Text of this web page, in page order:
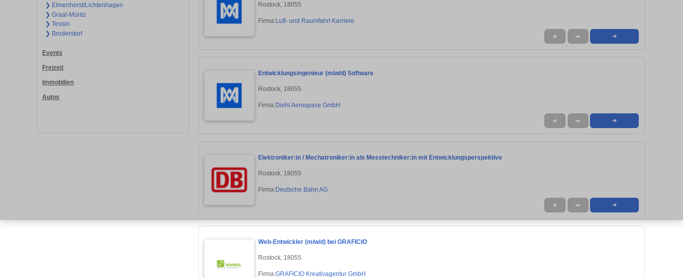
❯ Elmenhorst/Lichtenhagen
❯ Graal-Müritz
❯ Tessin
❯ Broderstorf
Events
Freizeit
Immobilien
Autos
Rostock, 18055
Firma:Luft- und Raumfahrt Karriere
★ ➦ ➜
Entwicklungsingenieur (m/w/d) Software
Rostock, 18055
Firma:Diehl Aerospace GmbH
★ ➦ ➜
Elektroniker:in / Mechatroniker:in als Messtechniker:in mit Entwicklungsperspektive
Rostock, 18055
Firma:Deutsche Bahn AG
★ ➦ ➜
Web-Entwickler (m/w/d) bei GRAFICIO
Rostock, 18055
Firma:GRAFICIO Kreativagentur GmbH